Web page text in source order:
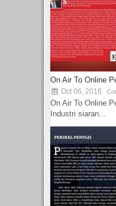
On Air To Online
Oct 06, 2016
On Air To Online
Industri siaran...